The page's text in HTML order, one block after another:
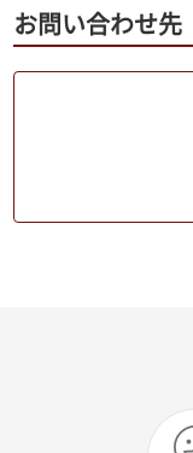
お問い合わせ先